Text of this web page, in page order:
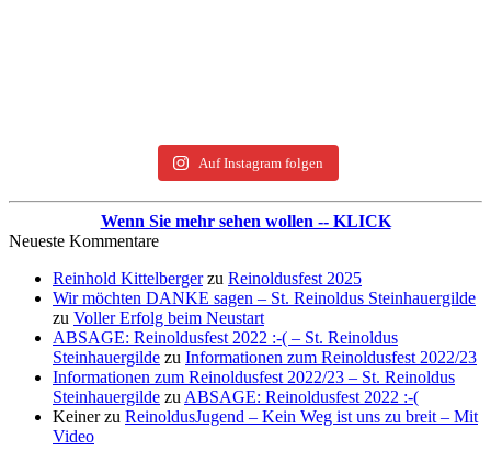
Auf Instagram folgen
Wenn Sie mehr sehen wollen -- KLICK
Neueste Kommentare
Reinhold Kittelbergerzu Reinoldusfest 2025
Wir möchten DANKE sagen – St. Reinoldus Steinhauergilde
zu Voller Erfolg beim Neustart
ABSAGE: Reinoldusfest 2022 :-( – St. Reinoldus
Steinhauergilde zu Informationen zum Reinoldusfest 2022/23
Informationen zum Reinoldusfest 2022/23 – St. Reinoldus
Steinhauergilde zu ABSAGE: Reinoldusfest 2022 :-(
Keinerzu ReinoldusJugend – Kein Weg ist uns zu breit – Mit
Video